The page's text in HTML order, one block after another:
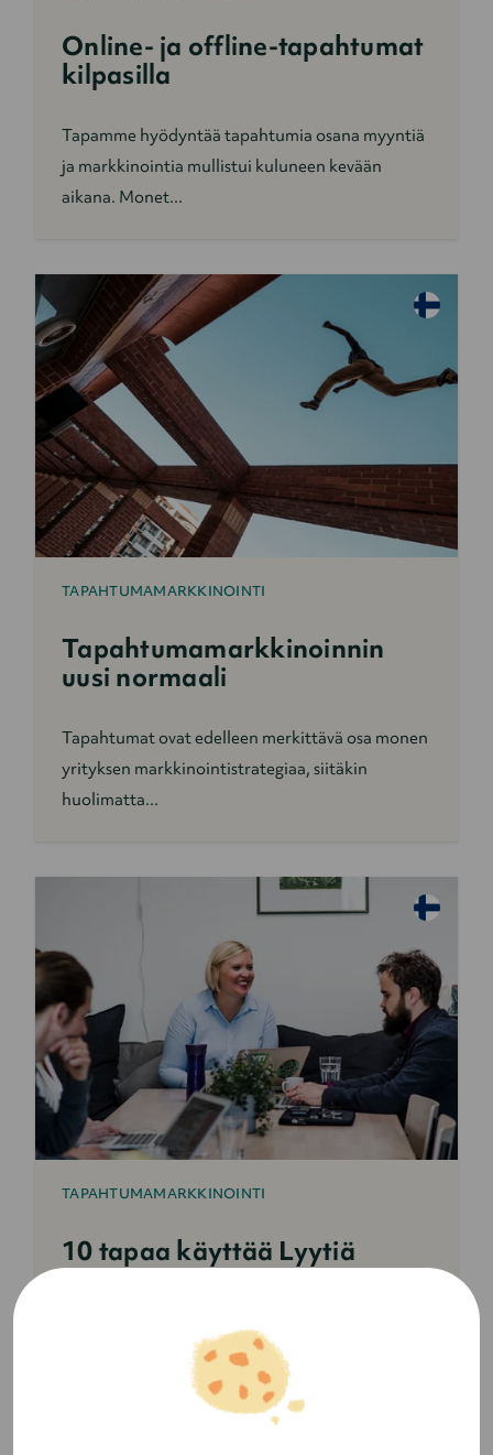
Online- ja offline-tapahtumat
kilpasilla
Tapamme hyödyntää tapahtumia osana myyntiä
ja markkinointia mullistui kuluneen kevään
aikana. Monet...
TAPAHTUMAMARKKINOINTI
Tapahtumamarkkinoinnin
uusi normaali
Tapahtumat ovat edelleen merkittävä osa monen
yrityksen markkinointistrategiaa, siitäkin
huolimatta...
TAPAHTUMAMARKKINOINTI
10 tapaa käyttää Lyytiä
toimintatapoja, ja kun puhutaan tapahtumista ja